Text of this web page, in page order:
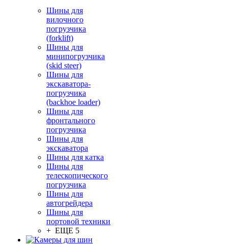
Шины для
вилочного
погрузчика
(forklift)
Шины для
минипогрузчика
(skid steer)
Шины для
экскаватора-
погрузчика
(backhoe loader)
Шины для
фронтального
погрузчика
Шины для
экскаватора
Шины для катка
Шины для
телескопического
погрузчика
Шины для
автогрейдера
Шины для
портовой техники
+ ЕЩЕ 5